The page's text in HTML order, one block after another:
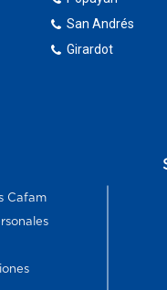
San Andrés
Girardot
Cafam